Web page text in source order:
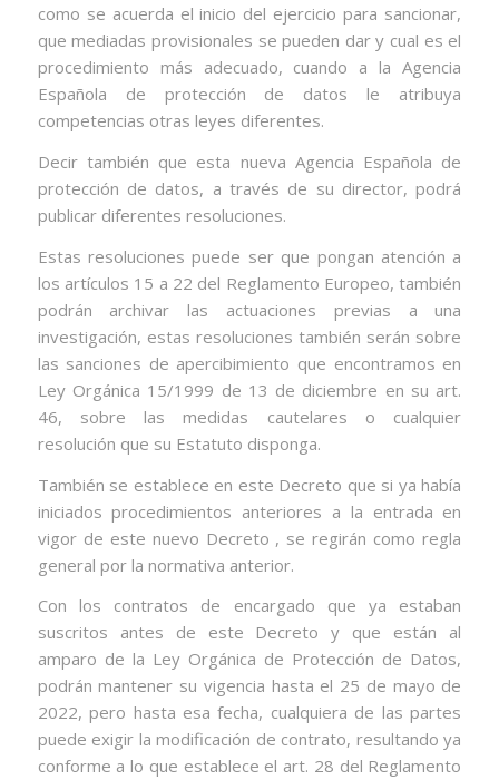
como se acuerda el inicio del ejercicio para sancionar,
que mediadas provisionales se pueden dar y cual es el
procedimiento más adecuado, cuando a la Agencia
Española de protección de datos le atribuya
competencias otras leyes diferentes.
Decir también que esta nueva Agencia Española de
protección de datos, a través de su director, podrá
publicar diferentes resoluciones.
Estas resoluciones puede ser que pongan atención a
los artículos 15 a 22 del Reglamento Europeo, también
podrán archivar las actuaciones previas a una
investigación, estas resoluciones también serán sobre
las sanciones de apercibimiento que encontramos en
Ley Orgánica 15/1999 de 13 de diciembre en su art.
46, sobre las medidas cautelares o cualquier
resolución que su Estatuto disponga.
También se establece en este Decreto que si ya había
iniciados procedimientos anteriores a la entrada en
vigor de este nuevo Decreto , se regirán como regla
general por la normativa anterior.
Con los contratos de encargado que ya estaban
suscritos antes de este Decreto y que están al
amparo de la Ley Orgánica de Protección de Datos,
podrán mantener su vigencia hasta el 25 de mayo de
2022, pero hasta esa fecha, cualquiera de las partes
puede exigir la modificación de contrato, resultando ya
conforme a lo que establece el art. 28 del Reglamento